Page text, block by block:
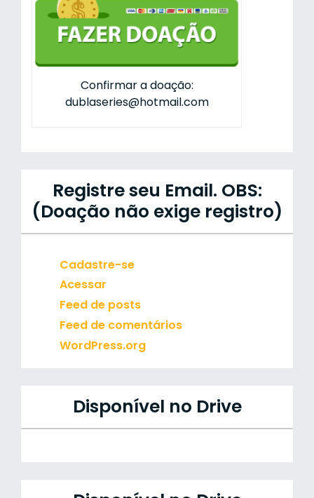
Confirmar a doação:
dublaseries@hotmail.com
Registre seu Email. OBS:
(Doação não exige registro)
Cadastre-se
Acessar
Feed de posts
Feed de comentários
WordPress.org
Disponível no Drive